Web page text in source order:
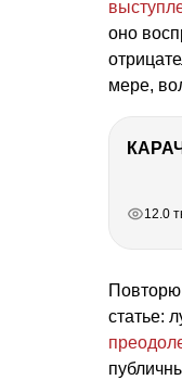
оно
мере,
12.0
статье: